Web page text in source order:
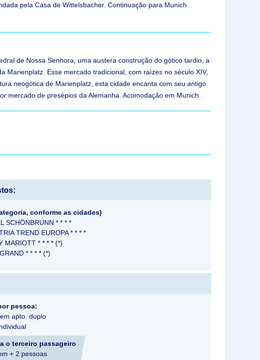
pela Casa de Wittelsbacher. Continuação para Munich.
de Nossa Senhora, uma austera construção do gótico tardio, a
Marienplatz. Esse mercado tradicional, com raízes no século XIV,
neogótica de Marienplatz, esta cidade encanta com seu antigo
de presépios da Alemanha. Acomodação em Munich.
conforme as cidades)
SCHÖNBRUNN * * * *
TREND EUROPA * * * *
MARIOTT * * * * (*)
* * * * (*)
pessoa:
apto. duplo
o terceiro passageiro
+ 2 pessoas